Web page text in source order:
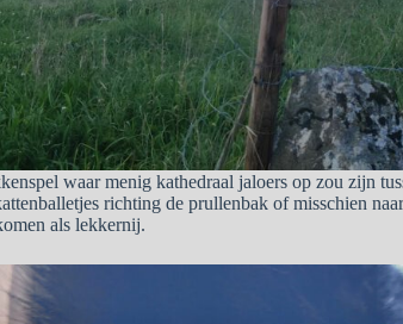
waar menig kathedraal jaloers op zou zijn
richting de prullenbak of misschien
als lekkernij.